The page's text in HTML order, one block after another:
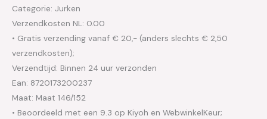
Categorie: Jurken
Verzendkosten NL: 0.00
• Gratis verzending vanaf € 20,- (anders slechts € 2,50
verzendkosten);
Verzendtijd: Binnen 24 uur verzonden
Ean: 8720173200237
Maat: Maat 146/152
• Beoordeeld met een 9.3 op Kiyoh en WebwinkelKeur;